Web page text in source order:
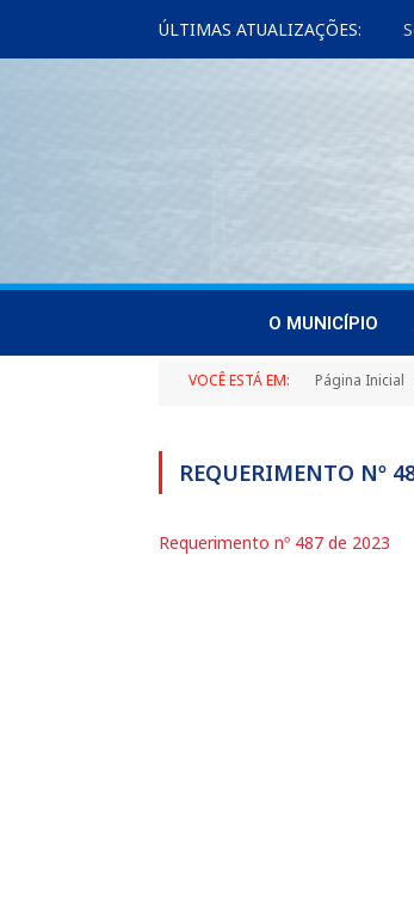
ÚLTIMAS ATUALIZAÇÕES:
O MUNICÍPIO
VOCÊ ESTÁ EM: Página Inicial
REQUERIMENTO Nº
Requerimento nº 487 de 2023